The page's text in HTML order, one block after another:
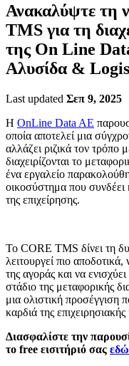
Ανακαλύψτε τη
TMS για τη
της On Line
Αλυσίδα &
Last updated Σεπ 9, 2025
Η OnLine Data AΕ
οποία αποτελεί μια
αλλάζει ριζικά τον τρόπο
διαχειρίζονται το
ένα εργαλείο
οικοσύστημα που συνδέει
της επιχείρησης.
Το CORE TMS δίνει τη
λειτουργεί πιο
της αγοράς και να
στάδιο της μεταφορικής
μια ολιστική προσέγγιση
καρδιά της
Διασφαλίστε την
το free εισιτήριό σας